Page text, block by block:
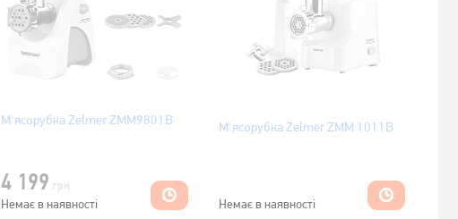
М'ясорубка Zelmer ZMM9801B
4 199
Немає в наявності
М'ясорубка Zelmer ZMM 1011B
Немає в наявності